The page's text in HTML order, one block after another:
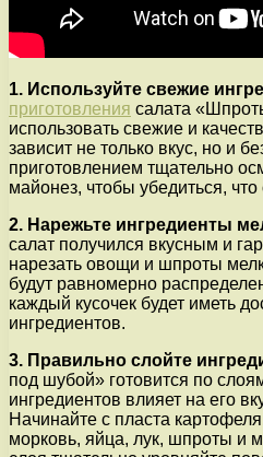
1. Используйте свежие
приготовления салата
использовать свежие и
зависит не только вкус, но и
приготовлением тщательно
майонез, чтобы убедиться,
2. Нарежьте ингредиенты
салат получился вкусным и
нарезать овощи и шпроты
будут равномерно
каждый кусочек будет иметь
ингредиентов.
3. Правильно слойте
под шубой» готовится по
ингредиентов влияет на его
Начинайте с пласта
морковь, яйца, лук, шпроты и